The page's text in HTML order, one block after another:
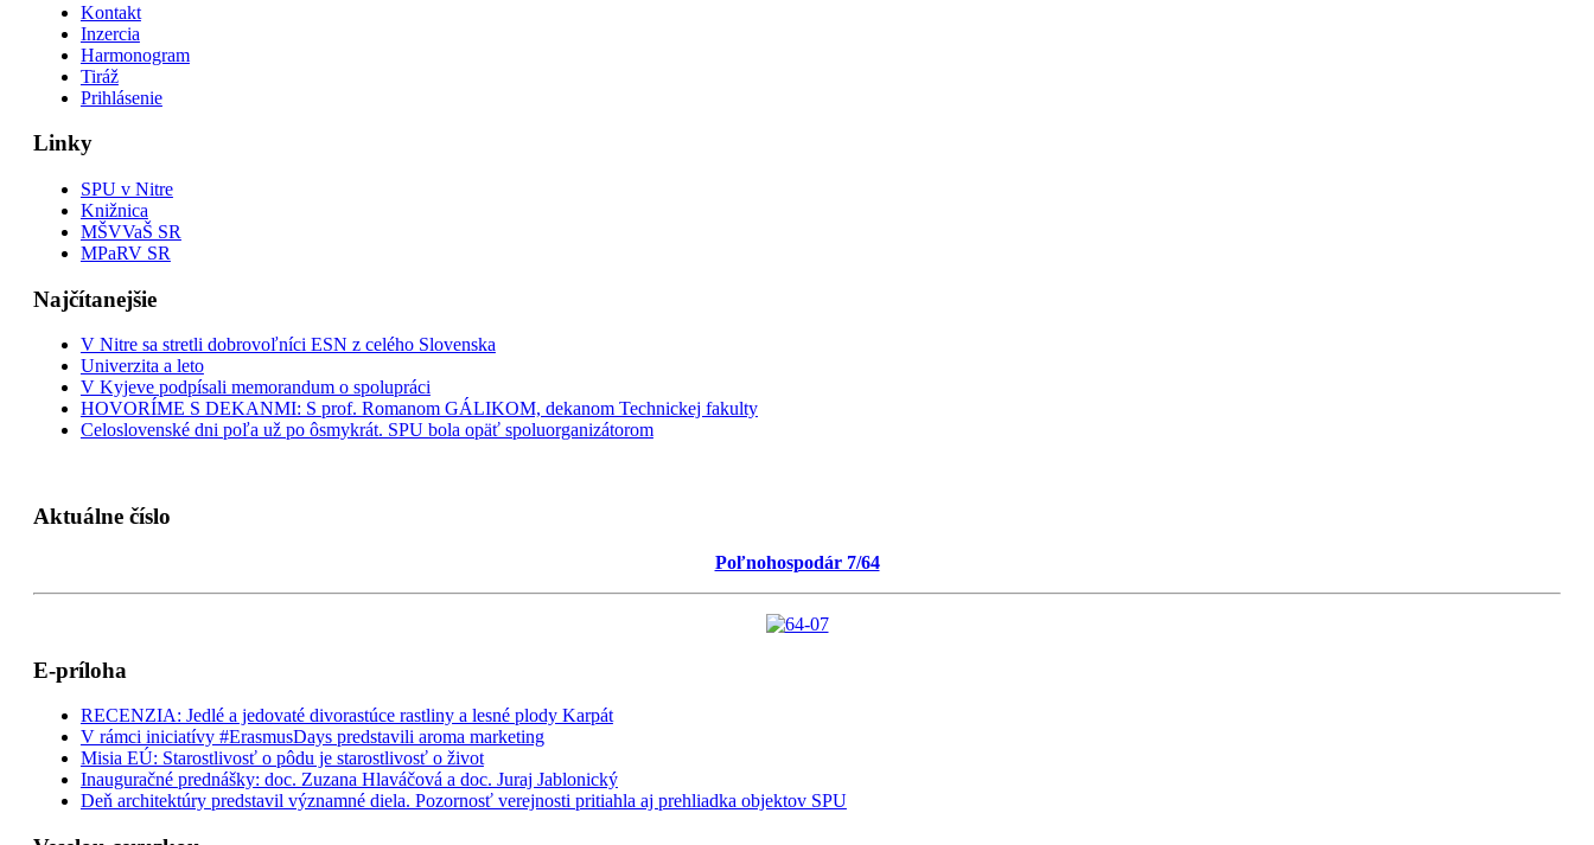
Kontakt
Inzercia
Harmonogram
Tiráž
Prihlásenie
Linky
SPU v Nitre
Knižnica
MŠVVaŠ SR
MPaRV SR
Najčítanejšie
V Nitre sa stretli dobrovoľníci ESN z celého Slovenska
Univerzita a leto
V Kyjeve podpísali memorandum o spolupráci
HOVORÍME S DEKANMI: S prof. Romanom GÁLIKOM, dekanom Technickej fakulty
Celoslovenské dni poľa už po ôsmykrát. SPU bola opäť spoluorganizátorom
Aktuálne číslo
Poľnohospodár 7/64
E-príloha
RECENZIA: Jedlé a jedovaté divorastúce rastliny a lesné plody Karpát
V rámci iniciatívy #ErasmusDays predstavili aroma marketing
Misia EÚ: Starostlivosť o pôdu je starostlivosť o život
Inauguračné prednášky: doc. Zuzana Hlaváčová a doc. Juraj Jablonický
Deň architektúry predstavil významné diela. Pozornosť verejnosti pritiahla aj prehliadka objektov SPU